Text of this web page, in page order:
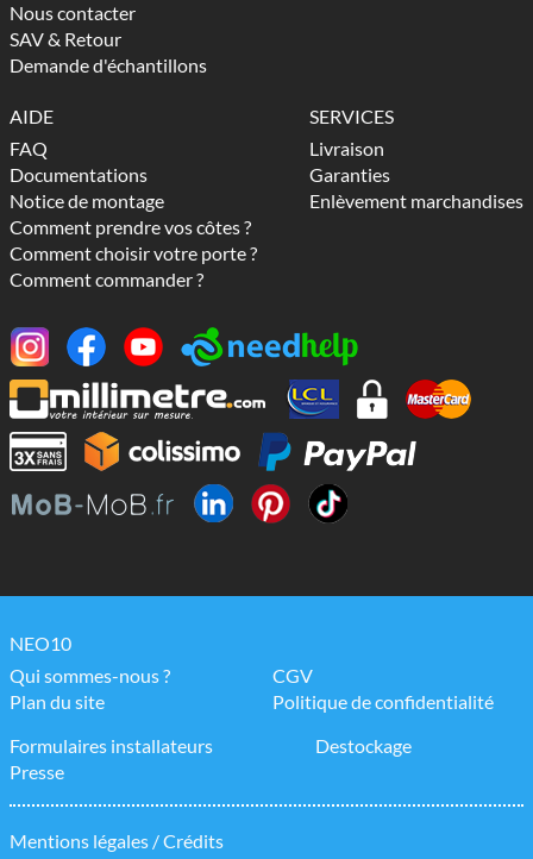
Nous contacter
SAV & Retour
Demande d'échantillons
AIDE
FAQ
Documentations
Notice de montage
Comment prendre vos côtes ?
Comment choisir votre porte ?
Comment commander ?
SERVICES
Livraison
Garanties
Enlèvement marchandises
NEO10
Qui sommes-nous ?
Plan du site
CGV
Politique de confidentialité
Formulaires installateurs
Presse
Destockage
Mentions légales / Crédits